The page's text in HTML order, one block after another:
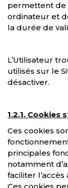
permettent de
ordinateur et
la durée de
L’Utilisateur
utilisés sur le
désactiver.
1.2.1. Cookies
Ces cookies
principales
notamment
faciliter